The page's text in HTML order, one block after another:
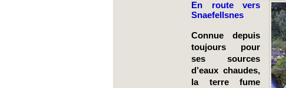
En route vers
Snaefellsnes
Connue depuis
toujours pour
ses sources
d’eaux chaudes,
la terre fume